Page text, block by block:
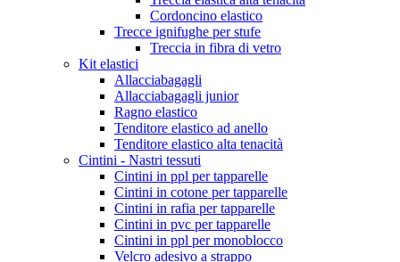
Cordoncino elastico
Trecce ignifughe per stufe
Treccia in fibra di vetro
Kit elastici
Allacciabagagli
Allacciabagagli junior
Ragno elastico
Tenditore elastico ad anello
Tenditore elastico alta tenacità
Cintini - Nastri tessuti
Cintini in ppl per tapparelle
Cintini in cotone per tapparelle
Cintini in rafia per tapparelle
Cintini in pvc per tapparelle
Cintini in ppl per monoblocco
Velcro adesivo a strappo